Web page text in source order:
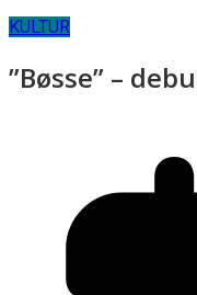
KULTUR
”Bøsse” –